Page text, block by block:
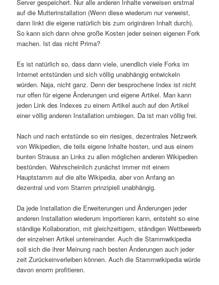
Server gespeichert. Nur alle anderen Inhalte verweisen erstmal
auf die Mutterinstallation (Wenn diese wiederum nur verweist,
dann linkt die eigene natürlich bis zum originären Inhalt durch).
So kann sich dann ohne große Kosten jeder seinen eigenen Fork
machen. Ist das nicht Prima?
Es ist natürlich so, dass dann viele, unendlich viele Forks im
Internet entstünden und sich völlig unabhängig entwickeln
würden. Naja, nicht ganz. Denn der besprochene Index ist nicht
nur offen für eigene Änderungen und eigene Artikel. Man kann
jeden Link des Indexes zu einem Artikel auch auf den Artikel
einer völlig anderen Installation umbiegen. Da ist man völlig frei.
Nach und nach entstünde so ein riesiges, dezentrales Netzwerk
von Wikipedien, die teils eigene Inhalte hosten, und aus einem
bunten Strauss an Links zu allen möglichen anderen Wikipedien
bestünden. Wahrscheinlich zunächst immer mit einem
Hauptstamm auf die alte Wikipedia, aber von Anfang an
dezentral und vom Stamm prinzipiell unabhängig.
Da jede Installation die Erweiterungen und Änderungen jeder
anderen Installation wiederum importieren kann, entsteht so eine
ständige Kollaboration, mit gleichzeitigem, ständigen Wettbewerb
der einzelnen Artikel untereinander. Auch die Stammwikipedia
soll sich die ihrer Meinung nach besten Änderungen auch jeder
zeit Zurückeinverleiben können. Auch die Stammwikipedia würde
davon enorm profitieren.